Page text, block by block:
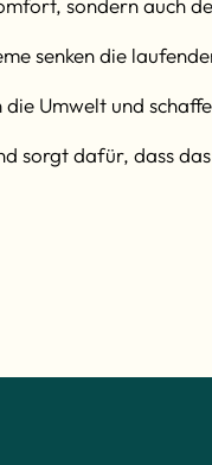
sondern auch
senken die
Umwelt und
sorgt dafür, dass